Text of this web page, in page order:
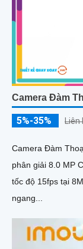
Camera Đàm
5%-35% Liên
Camera Đàm
phân giải 8.0 MP
tốc độ 15fps tại
ngang...